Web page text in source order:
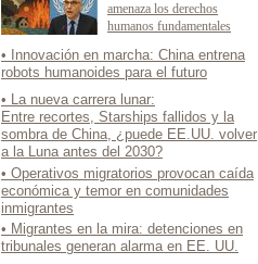
• La nueva carrera lunar:
Entre recortes, Starships fallidos y la
sombra de China, ¿puede EE.UU. volver
a la Luna antes del 2030?
• Operativos migratorios provocan caída
económica y temor en comunidades
inmigrantes
• Migrantes en la mira: detenciones en
tribunales generan alarma en EE. UU.
amenaza los derechos
humanos fundamentales
• Innovación en marcha: China entrena
robots humanoides para el futuro